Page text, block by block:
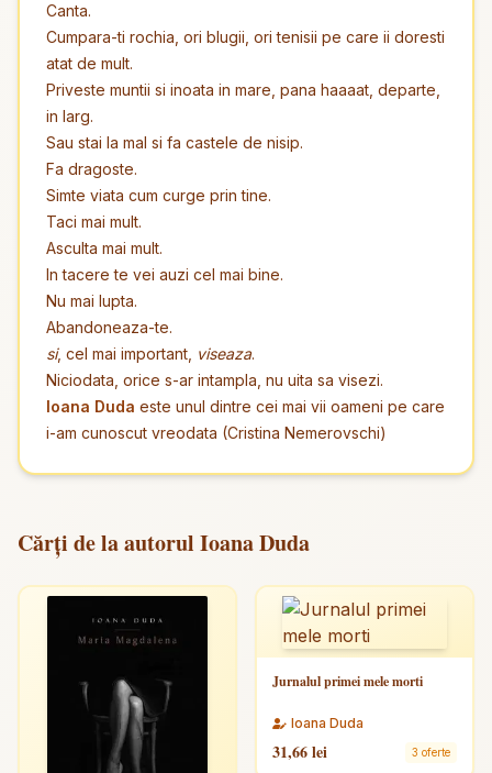
Canta.
Cumpara-ti rochia, ori blugii, ori tenisii pe care ii doresti
atat de mult.
Priveste muntii si inoata in mare, pana haaaat, departe,
in larg.
Sau stai la mal si fa castele de nisip.
Fa dragoste.
Simte viata cum curge prin tine.
Taci mai mult.
Asculta mai mult.
In tacere te vei auzi cel mai bine.
Nu mai lupta.
Abandoneaza-te.
si, cel mai important, viseaza.
Niciodata, orice s-ar intampla, nu uita sa visezi.
Ioana Duda este unul dintre cei mai vii oameni pe care
i-am cunoscut vreodata (Cristina Nemerovschi)
Cărți de la autorul Ioana Duda
Jurnalul primei mele morti
Ioana Duda
31,66 lei 3 oferte